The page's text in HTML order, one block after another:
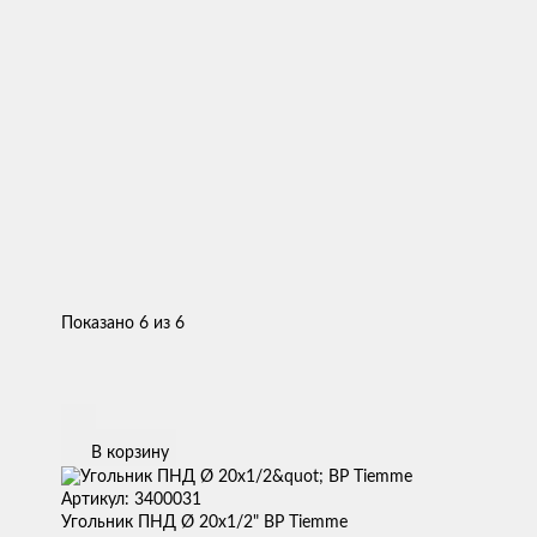
Показано 6 из 6
В корзину
Артикул: 3400031
Угольник ПНД Ø 20х1/2" ВР Tiemme